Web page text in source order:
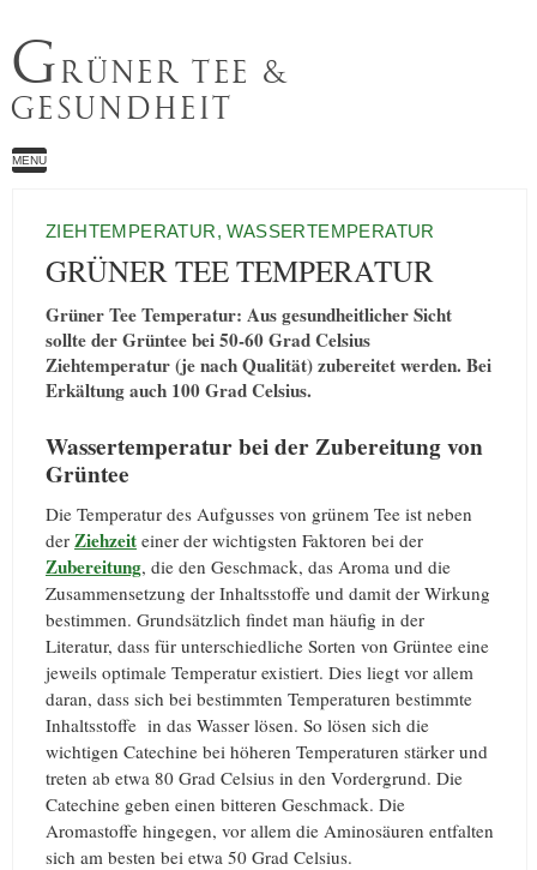
GRÜNER TEE &
GESUNDHEIT
MENU
ZIEHTEMPERATUR, WASSERTEMPERATUR
GRÜNER TEE TEMPERATUR
Grüner Tee Temperatur: Aus gesundheitlicher Sicht
sollte der Grüntee bei 50-60 Grad Celsius
Ziehtemperatur (je nach Qualität) zubereitet werden. Bei
Erkältung auch 100 Grad Celsius.
Wassertemperatur bei der Zubereitung von
Grüntee
Die Temperatur des Aufgusses von grünem Tee ist neben
der Ziehzeit einer der wichtigsten Faktoren bei der
Zubereitung, die den Geschmack, das Aroma und die
Zusammensetzung der Inhaltsstoffe und damit der Wirkung
bestimmen. Grundsätzlich findet man häufig in der
Literatur, dass für unterschiedliche Sorten von Grüntee eine
jeweils optimale Temperatur existiert. Dies liegt vor allem
daran, dass sich bei bestimmten Temperaturen bestimmte
Inhaltsstoffe in das Wasser lösen. So lösen sich die
wichtigen Catechine bei höheren Temperaturen stärker und
treten ab etwa 80 Grad Celsius in den Vordergrund. Die
Catechine geben einen bitteren Geschmack. Die
Aromastoffe hingegen, vor allem die Aminosäuren entfalten
sich am besten bei etwa 50 Grad Celsius.